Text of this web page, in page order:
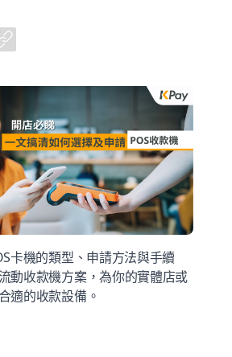
卡機的類型、申請方法與手續
動收款機方案，為你的實體店或
適的收款設備。